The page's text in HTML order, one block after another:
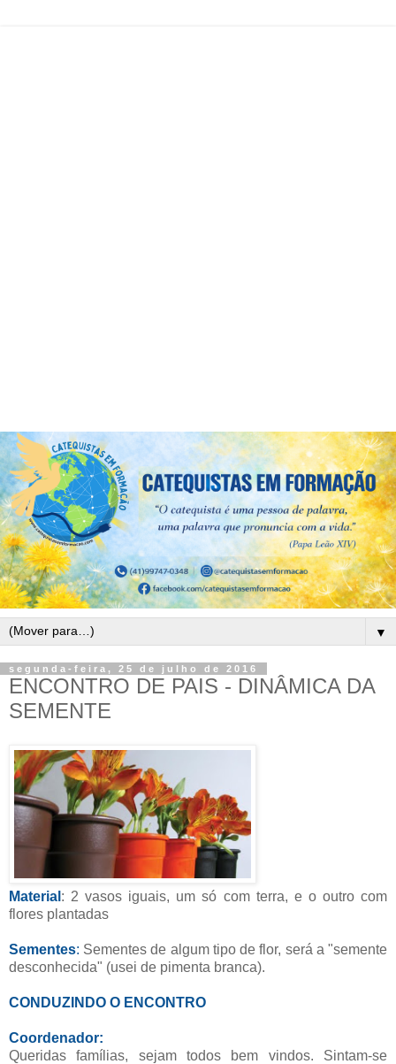
▼
segunda-feira, 25 de julho de 2016
ENCONTRO DE PAIS - DINÂMICA DA
SEMENTE
Material : 2 vasos iguais, um só com terra, e o outro com
flores plantadas
Sementes: Sementes de algum tipo de flor, será a "semente
desconhecida" (usei de pimenta branca).
CONDUZINDO O ENCONTRO
Coordenador:
Queridas famílias, sejam todos bem vindos. Sintam-se